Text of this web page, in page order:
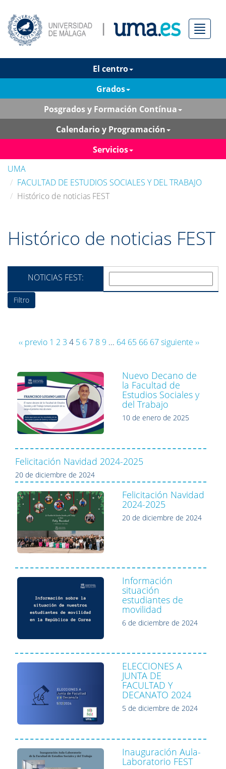
Menú
El centro
Grados
Posgrados y Formación Contínua
Calendario y Programación
Servicios
UMA
FACULTAD DE ESTUDIOS SOCIALES Y DEL TRABAJO
Histórico de noticias FEST
Histórico de noticias FEST
NOTICIAS FEST:
‹‹ previo 1 2 3 4 5 67 8 9 ... 64 65 66 67siguiente ››
Nuevo Decano de
la Facultad de
Estudios Sociales y
del Trabajo
10 de enero de 2025
Felicitación Navidad 2024-2025
20 de diciembre de 2024
Felicitación Navidad
2024-2025
20 de diciembre de 2024
Información
situación
estudiantes de
movilidad
6 de diciembre de 2024
ELECCIONES A
JUNTA DE
FACULTAD Y
DECANATO 2024
5 de diciembre de 2024
Inauguración Aula-
Laboratorio FEST